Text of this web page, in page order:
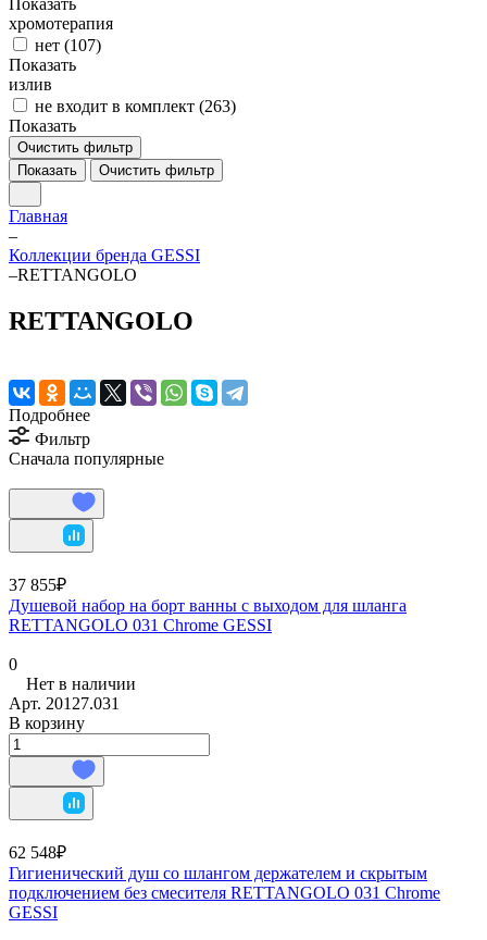
Показать
хромотерапия
нет (107)
Показать
излив
не входит в комплект (263)
Показать
Очистить фильтр
Показать
Очистить фильтр
Главная
–
Коллекции бренда GESSI
–RETTANGOLO
RETTANGOLO
Подробнее
Фильтр
Сначала популярные
37 855₽
Душевой набор на борт ванны с выходом для шланга
RETTANGOLO 031 Chrome GESSI
0
Нет в наличии
Арт. 20127.031
В корзину
62 548₽
Гигиенический душ со шлангом держателем и скрытым
подключением без смесителя RETTANGOLO 031 Chrome
GESSI